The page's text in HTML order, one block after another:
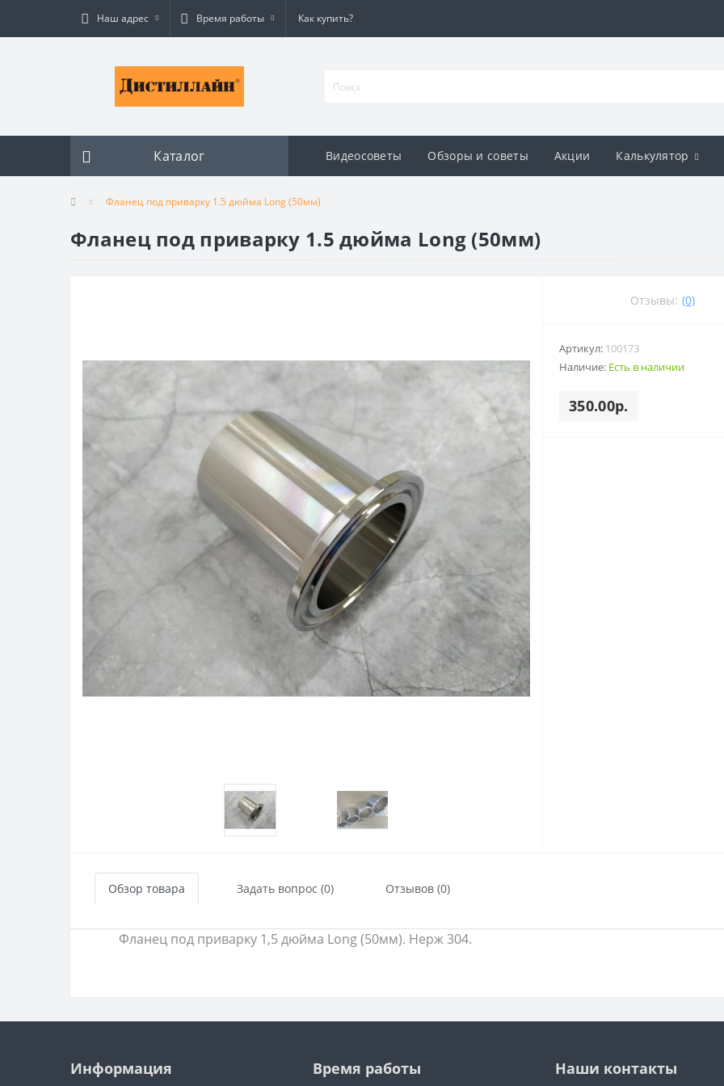
Наш адрес Время работы Как купить?
Каталог Видеосоветы Обзоры и советы Акции Калькулятор
Фланец под приварку 1.5 дюйма Long (50мм)
Фланец под приварку 1.5 дюйма Long (50мм)
Отзывы: (0)
Артикул: 100173
Наличие: Есть в наличии
350.00р.
Обзор товара Задать вопрос (0) Отзывов (0)
Фланец под приварку 1,5 дюйма Long (50мм). Нерж 304.
Информация Время работы Наши контакты